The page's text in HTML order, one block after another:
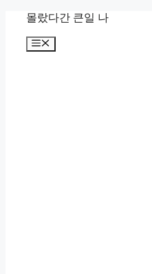
몰랐다간 큰일 나
메